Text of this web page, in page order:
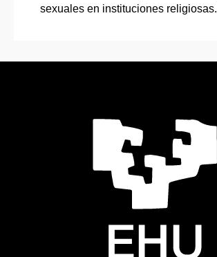
sexuales en instituciones religiosas.